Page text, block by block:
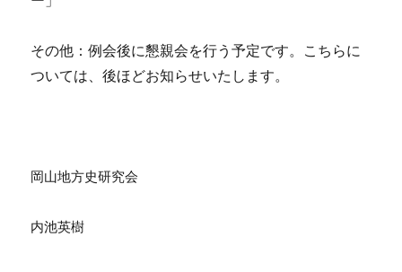
その他：例会後に懇親会を行う予定です。こちらに
ついては、後ほどお知らせいたします。
岡山地方史研究会
内池英樹